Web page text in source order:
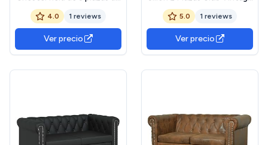
Terciopelo Rojo Viejo
Trumbo
4.0 1 reviews
Ver precio
Gaston marrón oscuro
efecto envejecido
5.0 1 reviews
Ver precio